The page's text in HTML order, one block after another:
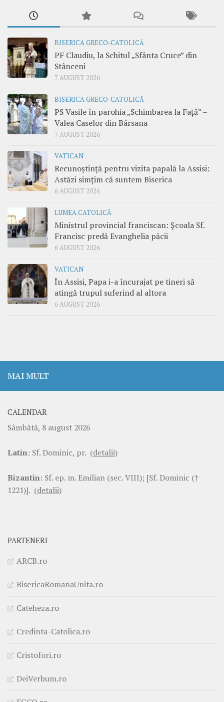
BISERICA GRECO-CATOLICĂ
PF Claudiu, la Schitul „Sfânta Cruce” din
Stânceni
7 AUGUST 2026
BISERICA GRECO-CATOLICĂ
PS Vasile în parohia „Schimbarea la Față” –
Valea Caselor din Bârsana
7 AUGUST 2026
VATICAN
Recunoștință pentru vizita papală la Assisi:
Astăzi simțim că suntem Biserica
6 AUGUST 2026
LUMEA CATOLICĂ
Ministrul provincial franciscan: Școala Sf.
Francisc predă Evanghelia păcii
6 AUGUST 2026
VATICAN
În Assisi, Papa i-a încurajat pe tineri să
atingă trupul suferind al altora
6 AUGUST 2026
MAI MULT
CALENDAR
Sâmbătă, 8 august 2026
Latin: Sf. Dominic, pr. (detalii)
Bizantin: Sf. ep. m. Emilian (sec. VIII); [Sf. Dominic (†
1221)]. (detalii)
PARTENERI
ARCB.ro
BisericaRomanaUnita.ro
Cateheza.ro
Credinta-Catolica.ro
Cristofori.ro
DeiVerbum.ro